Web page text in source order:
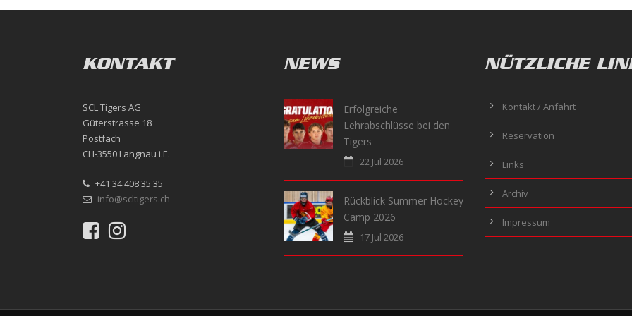
KONTAKT
SCL Tigers AG
Güterstrasse 18
Postfach
CH-3550 Langnau i.E.
+41 34 408 35 35
info@scltigers.ch
NEWS
Erfolgreiche
Lehrabschlüsse bei den
Tigers
22 Jul 2026
Rückblick Summer Hockey
Camp 2026
17 Jul 2026
NÜTZLICHE
Kontakt / Anfahrt
Reservation
Links
Archiv
Impressum